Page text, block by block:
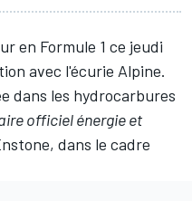
en Formule 1 ce jeudi
avec l'écurie Alpine.
dans les hydrocarbures
officiel énergie et
dans le cadre